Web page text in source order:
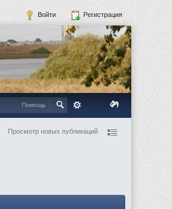
Войти Регистрация
Помощь
Просмотр новых публикаций